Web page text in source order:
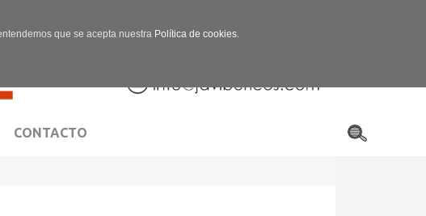
que se acepta nuestra Política de cookies.
CONTACTO